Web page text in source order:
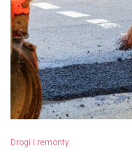
Drogi i remonty